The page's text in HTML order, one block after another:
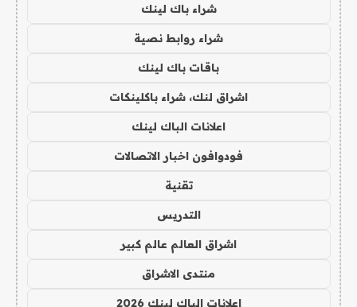
شراء باك لينك
شراء روابط نصية
باقات باك لينك
اشراق لنك، شراء باكلينكات
اعلانات الباك لينك
فودوافون اخبار الاتصالات
تقنية
التدريس
اشراق العالم عالم كبير
منتدى الاشراق
اعلانات الباك لينك 2026